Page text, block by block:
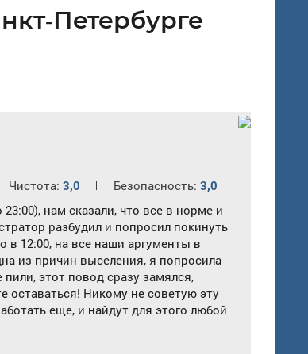
Петербурге
Чистота:3,0 Безопасность:3,0
нам сказали, что все в норме и
разбудил и попросил покинуть
в 12:00, на все наши аргументы в
из причин выселения, я попросила
этот повод сразу замялся,
оставаться! Никому не советую эту
еще, и найдут для этого любой